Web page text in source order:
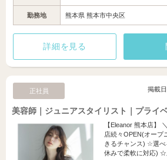
勤務地 熊本県 熊本市中央区
詳細を見る
正社員 掲載
美容師｜ジュニアスタイリスト｜プライ
【Eleanor 熊本店】
店続々OPEN(オープ
きるチャンス) ☆選べ
休みで柔軟に対応) ☆